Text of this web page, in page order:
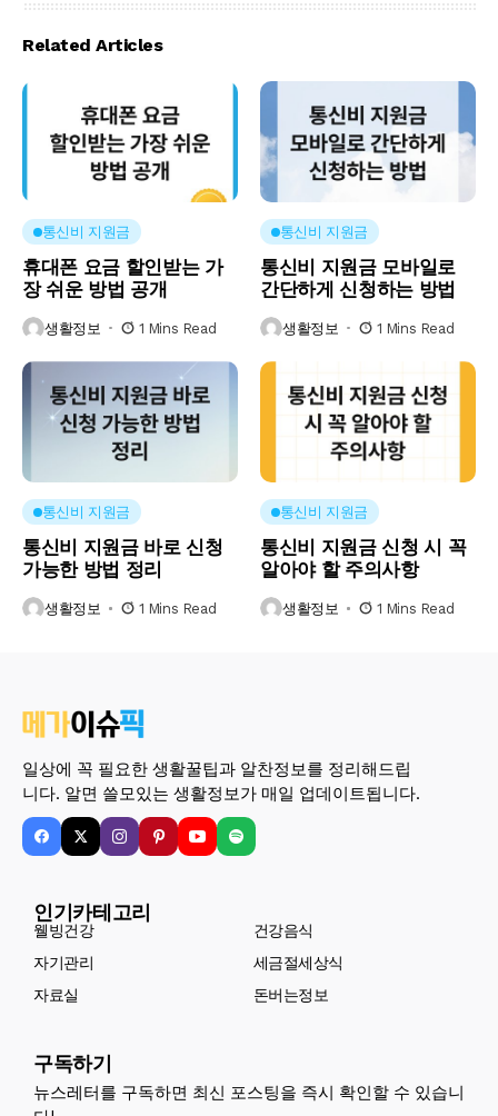
Related Articles
통신비 지원금
휴대폰 요금 할인받는 가
장 쉬운 방법 공개
생활정보 1 Mins Read
통신비 지원금
통신비 지원금 모바일로
간단하게 신청하는 방법
생활정보 1 Mins Read
통신비 지원금
통신비 지원금 바로 신청
가능한 방법 정리
생활정보 1 Mins Read
통신비 지원금
통신비 지원금 신청 시 꼭
알아야 할 주의사항
생활정보 1 Mins Read
일상에 꼭 필요한 생활꿀팁과 알찬정보를 정리해드립
니다. 알면 쓸모있는 생활정보가 매일 업데이트됩니다.
인기카테고리
웰빙건강
건강음식
자기관리
세금절세상식
자료실
돈버는정보
구독하기
뉴스레터를 구독하면 최신 포스팅을 즉시 확인할 수 있습니